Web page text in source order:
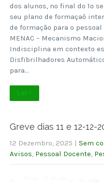
dos alunos, no final do 1º
seu plano de formaçaõ
de formação para o
MENAC – Mecanismo
Indisciplina em contexto
Disfibrilhadores
para…
Ler +
Greve dias 11 e 12-12-
12 Dezembro, 2025 | Sem
Avisos Pessoal Docente